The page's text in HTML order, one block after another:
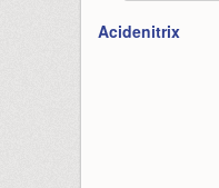
Acidenitrix